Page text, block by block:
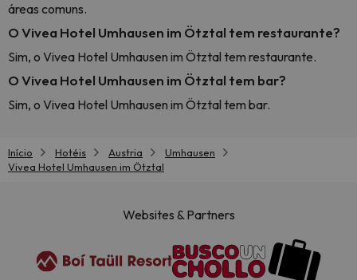
áreas comuns.
O Vivea Hotel Umhausen im Ötztal tem restaurante?
Sim, o Vivea Hotel Umhausen im Ötztal tem restaurante.
O Vivea Hotel Umhausen im Ötztal tem bar?
Sim, o Vivea Hotel Umhausen im Ötztal tem bar.
Início Hotéis Austria
Umhausen
Vivea Hotel Umhausen im Ötztal
Websites & Partners